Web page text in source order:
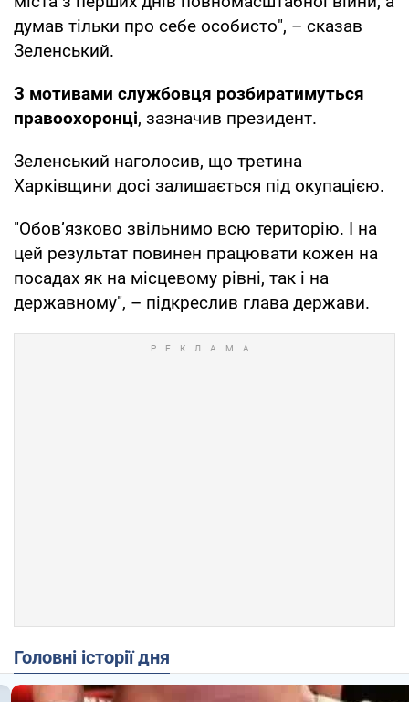
думав тільки про себе особисто", – сказав
Зеленський.
З мотивами службовця розбиратимуться
правоохоронці, зазначив президент.
Зеленський наголосив, що третина
Харківщини досі залишається під окупацією.
"Обовʼязково звільнимо всю територію. І на
цей результат повинен працювати кожен на
посадах як на місцевому рівні, так і на
державному", – підкреслив глава держави.
Головні історії дня